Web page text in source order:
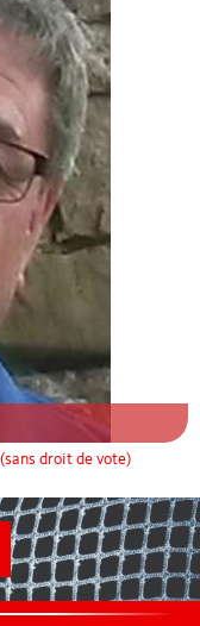
droit de vote)